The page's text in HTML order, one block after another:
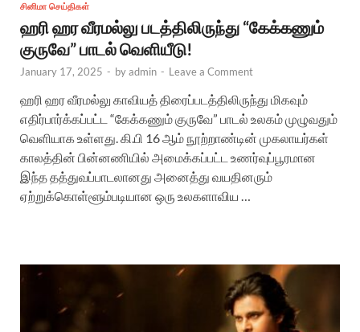
சினிமா செய்திகள்
ஹரி ஹர வீரமல்லு படத்திலிருந்து “கேக்கணும்
குருவே” பாடல் வெளியீடு!
January 17, 2025 - byadmin - Leave a Comment
ஹரி ஹர வீரமல்லு காவியத் திரைப்படத்திலிருந்து மிகவும்
எதிர்பார்க்கப்பட்ட “கேக்கணும் குருவே” பாடல் உலகம் முழுவதும்
வெளியாக உள்ளது. கி.பி 16 ஆம் நூற்றாண்டின் முகலாயர்கள்
காலத்தின் பின்னணியில் அமைக்கப்பட்ட உணர்வுப்பூரமான
இந்த தத்துவப்பாடலானது அனைத்து வயதினரும்
ஏற்றுக்கொள்ளூம்படியான ஒரு உலகளாவிய …